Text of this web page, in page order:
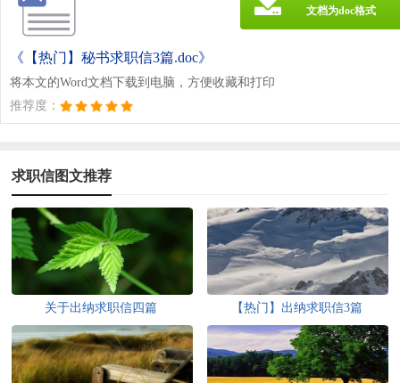
《【热门】秘书求职信3篇.doc》
将本文的Word文档下载到电脑，方便收藏和打印
推荐度：
文档为doc格式
求职信图文推荐
关于出纳求职信四篇 【热门】出纳求职信3篇